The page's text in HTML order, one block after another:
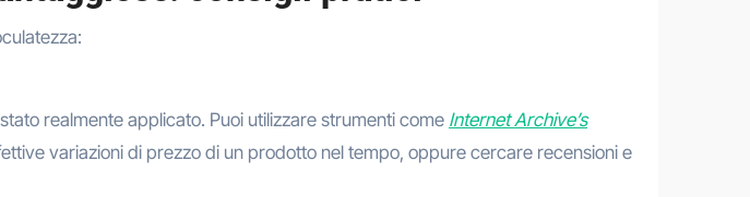
realmente applicato. Puoi utilizzare strumenti come Internet Archive’s
variazioni di prezzo di un prodotto nel tempo, oppure cercare recensioni e